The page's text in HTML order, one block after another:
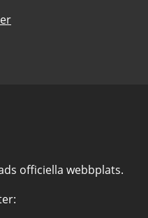
officiella webbplats.